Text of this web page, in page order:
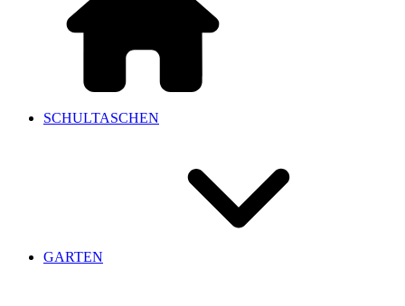
SCHULTASCHEN
GARTEN